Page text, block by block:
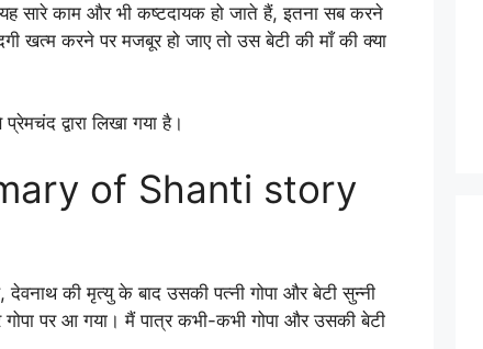
यह सारे काम और भी कष्टदायक हो जाते हैं, इतना सब करने
खत्म करने पर मजबूर हो जाए तो उस बेटी की माँ की क्या
द्वारा लिखा गया है।
of Shanti story
की मृत्यु के बाद उसकी पत्नी गोपा और बेटी सुन्नी
पर आ गया। मैं पात्र कभी-कभी गोपा और उसकी बेटी